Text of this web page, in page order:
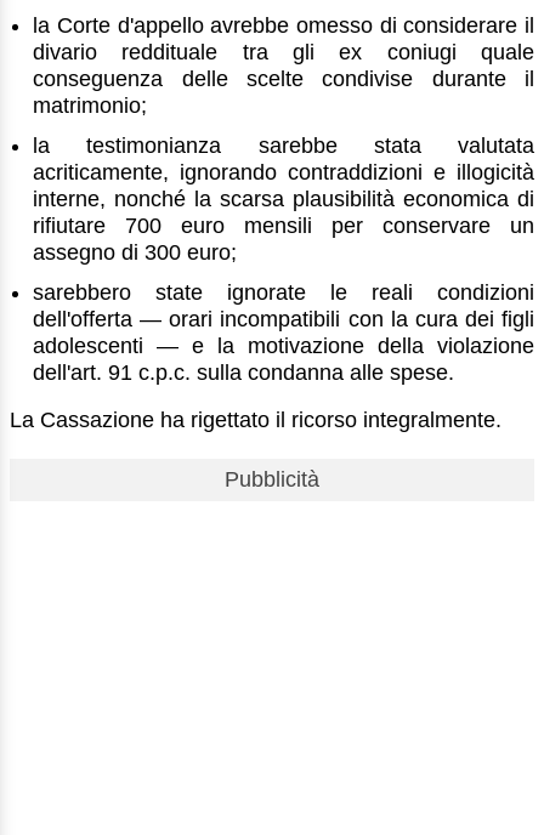
la Corte d'appello avrebbe omesso di considerare il
divario reddituale tra gli ex coniugi quale
conseguenza delle scelte condivise durante il
matrimonio;
la testimonianza sarebbe stata valutata
acriticamente, ignorando contraddizioni e illogicità
interne, nonché la scarsa plausibilità economica di
rifiutare 700 euro mensili per conservare un
assegno di 300 euro;
sarebbero state ignorate le reali condizioni
dell'offerta — orari incompatibili con la cura dei figli
adolescenti — e la motivazione della violazione
dell'art. 91 c.p.c. sulla condanna alle spese.
La Cassazione ha rigettato il ricorso integralmente.
Pubblicità